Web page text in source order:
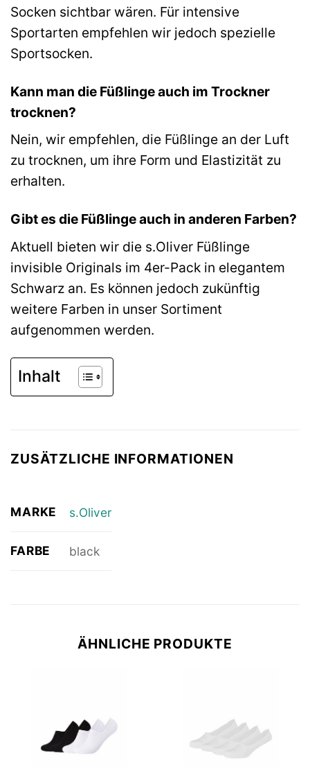
Socken sichtbar wären. Für intensive
Sportarten empfehlen wir jedoch spezielle
Sportsocken.
Kann man die Füßlinge auch im Trockner
trocknen?
Nein, wir empfehlen, die Füßlinge an der Luft
zu trocknen, um ihre Form und Elastizität zu
erhalten.
Gibt es die Füßlinge auch in anderen Farben?
Aktuell bieten wir die s.Oliver Füßlinge
invisible Originals im 4er-Pack in elegantem
Schwarz an. Es können jedoch zukünftig
weitere Farben in unser Sortiment
aufgenommen werden.
Inhalt
ZUSÄTZLICHE INFORMATIONEN
MARKE s.Oliver
FARBE black
ÄHNLICHE PRODUKTE